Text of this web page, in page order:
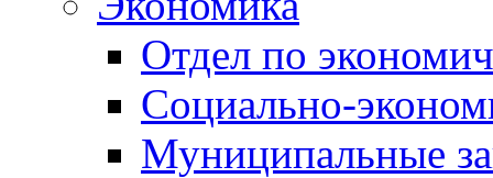
Отдел по
Социально-
Муниципальные